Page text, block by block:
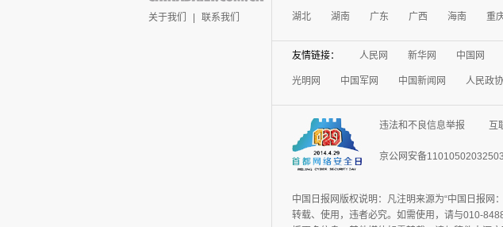
关于我们 联系我们 湖北 湖南 广东 广西 海南 重
友情链接： 人民网 新华网 中国网
光明网 中国军网 中国新闻网 人民政
违法和不良信息举报 互
京公网安备
中国日报网版权说明：凡注明来源为“中国日报网
转载、使用，违者必究。如需使用，请与010-